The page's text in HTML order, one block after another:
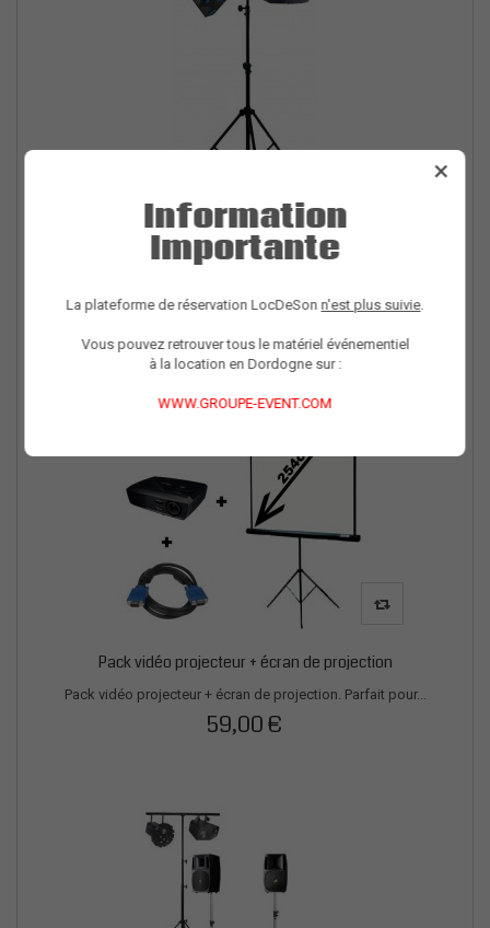
2 effets à led + pied
49,00 €
Pack vidéo projecteur + écran de projection
Pack vidéo projecteur + écran de projection. Parfait pour...
59,00 €
×
Information
Importante
La plateforme de réservation LocDeSon n'est plus suivie.
Vous pouvez retrouver tous le matériel événementiel
à la location en Dordogne sur :
WWW.GROUPE-EVENT.COM